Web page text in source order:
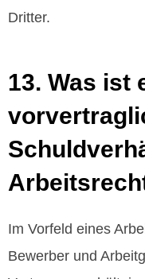
Dritter.
13. Was ist
Im Vorfeld eines
Bewerber und